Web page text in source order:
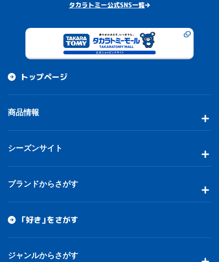
タカラトミー公式SNS一覧
トップページ
商品情報
シーズンサイト
ブランドからさがす
「好き」をさがす
ジャンルからさがす